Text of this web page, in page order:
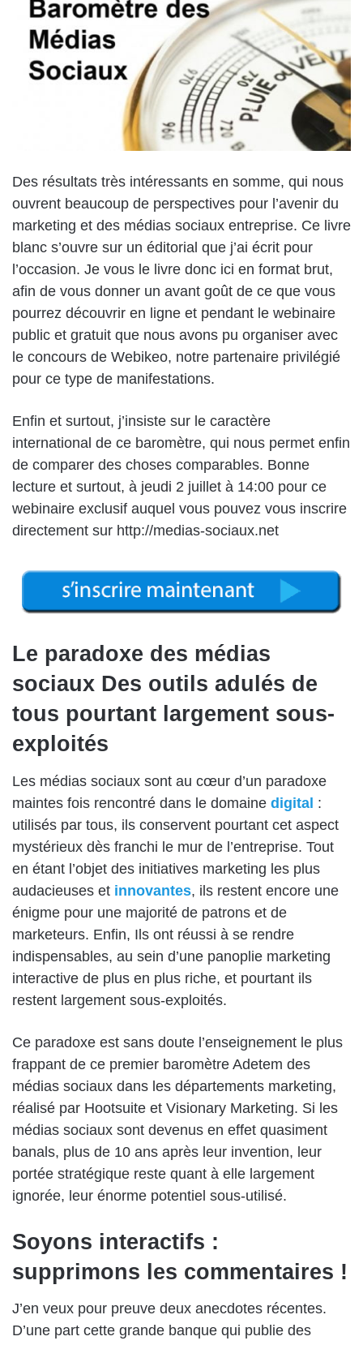
Des résultats très intéressants en somme, qui nous
ouvrent beaucoup de perspectives pour l’avenir du
marketing et des médias sociaux entreprise. Ce livre
blanc s’ouvre sur un éditorial que j’ai écrit pour
l’occasion. Je vous le livre donc ici en format brut,
afin de vous donner un avant goût de ce que vous
pourrez découvrir en ligne et pendant le webinaire
public et gratuit que nous avons pu organiser avec
le concours de Webikeo, notre partenaire privilégié
pour ce type de manifestations.
Enfin et surtout, j’insiste sur le caractère
international de ce baromètre, qui nous permet enfin
de comparer des choses comparables. Bonne
lecture et surtout, à jeudi 2 juillet à 14:00 pour ce
webinaire exclusif auquel vous pouvez vous inscrire
directement sur http://medias-sociaux.net
Le paradoxe des médias
sociaux Des outils adul és de
tous pourtant largement sous-
exploités
Les médias sociaux sont au cœur d’un paradoxe
maintes fois rencontré dans le domaine digital :
utilisés par tous, ils conservent pourtant cet aspect
mystérieux dès franchi le mur de l’entreprise. Tout
en étant l’objet des initiatives marketing les plus
audacieuses et innovantes, ils restent encore une
énigme pour une majorité de patrons et de
marketeurs. Enfin, Ils ont réussi à se rendre
indispensables, au sein d’une panoplie marketing
interactive de plus en plus riche, et pourtant ils
restent largement sous-exploités.
Ce paradoxe est sans doute l’enseignement le plus
frappant de ce premier baromètre Adetem des
médias sociaux dans les départements marketing,
réalisé par Hootsuite et Visionary Marketing. Si les
médias sociaux sont devenus en effet quasiment
banals, plus de 10 ans après leur invention, leur
portée stratégique reste quant à elle largement
ignorée, leur énorme potentiel sous-utilisé.
Soyons interactifs :
supprimons les commentaires !
J’en veux pour preuve deux anecdotes récentes.
D’une part cette grande banque qui publie des